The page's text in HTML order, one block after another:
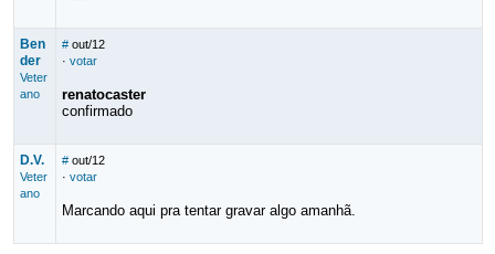
Ben
der
Veter
ano
# out/12
· votar
renatocaster
confirmado
D.V.
Veter
ano
# out/12
· votar
Marcando aqui pra tentar gravar algo amanhã.